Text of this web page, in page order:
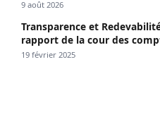
9 août 2026
Transparence et
rapport de la cour des
19 février 2025